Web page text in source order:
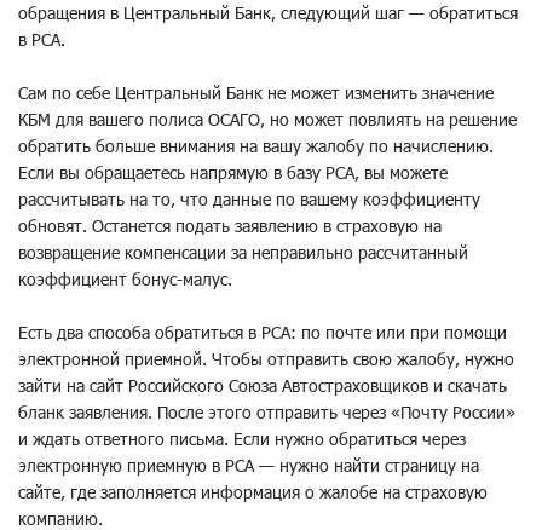
обращения в Центральный Банк, следующий шаг — обратиться
в РСА.
Сам по себе Центральный Банк не может изменить значение
КБМ для вашего полиса ОСАГО, но может повлиять на решение
обратить больше внимания на вашу жалобу по начислению.
Если вы обращаетесь напрямую в базу РСА, вы можете
рассчитывать на то, что данные по вашему коэффициенту
обновят. Останется подать заявлению в страховую на
возвращение компенсации за неправильно рассчитанный
коэффициент бонус-малус.
Есть два способа обратиться в РСА: по почте или при помощи
электронной приемной. Чтобы отправить свою жалобу, нужно
зайти на сайт Российского Союза Автостраховщиков и скачать
бланк заявления. После этого отправить через «Почту России»
и ждать ответного письма. Если нужно обратиться через
электронную приемную в РСА — нужно найти страницу на
сайте, где заполняется информация о жалобе на страховую
компанию.